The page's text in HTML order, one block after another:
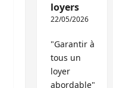
loyers
22/05/2026
"Garantir à
tous un
loyer
abordable"